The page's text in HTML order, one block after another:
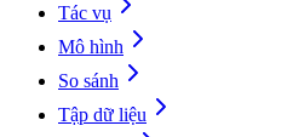
Tác vụ
Mô hình
So sánh
Tập dữ liệu